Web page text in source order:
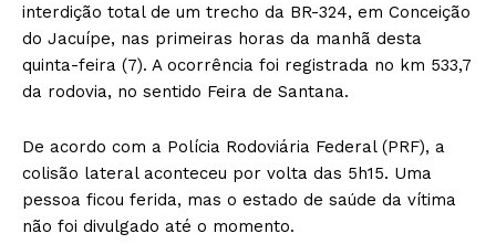
interdição total de um trecho da BR-324, em Conceição
do Jacuípe, nas primeiras horas da manhã desta
quinta-feira (7). A ocorrência foi registrada no km 533,7
da rodovia, no sentido Feira de Santana.
De acordo com a Polícia Rodoviária Federal (PRF), a
colisão lateral aconteceu por volta das 5h15. Uma
pessoa ficou ferida, mas o estado de saúde da vítima
não foi divulgado até o momento.